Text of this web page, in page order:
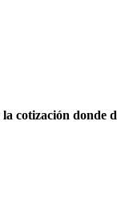
cotización donde